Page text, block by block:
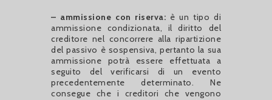
– ammissione con riserva: è un tipo di
ammissione condizionata, il diritto del
creditore nel concorrere alla ripartizione
del passivo è sospensiva, pertanto la sua
ammissione potrà essere effettuata a
seguito del verificarsi di un evento
precedentemente determinato. Ne
consegue che i creditori che vengono